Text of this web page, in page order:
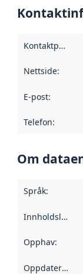
Kontaktpunkt
Nettside:
E-post:
Telefon:
Om
Språk:
Innholdsleverandører
Opphav:
Oppdateringsfrekvens